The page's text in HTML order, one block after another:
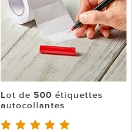
Lot de 500 étiquettes
autocollantes